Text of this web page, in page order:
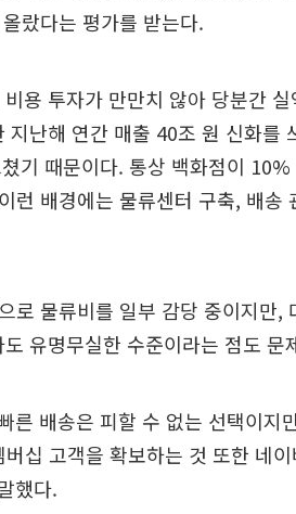
랐다는 평가를 받는다.
용 투자가 만만치 않아 당분간 실
난해 연간 매출 40조 원 신화를
기 때문이다. 통상 백화점이 10%
런 배경에는 물류센터 구축, 배송
로 물류비를 일부 감당 중이지만,
유명무실한 수준이라는 점도 문
른 배송은 피할 수 없는 선택이지
십 고객을 확보하는 것 또한 네
했다.